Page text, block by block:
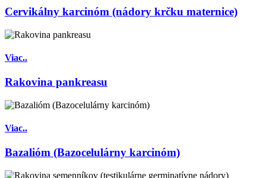
Cervikálny karcinóm (nádory krčku maternice)
Viac..
Rakovina pankreasu
Viac..
Bazalióm (Bazocelulárny karcinóm)